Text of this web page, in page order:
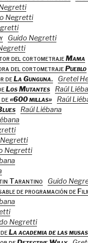
Negretti
Guido Negretti
del cortometrajeMama
del cortometrajePueblo
deLa Gunguna.
Gretel
Los Mutantes
Raúl
«600 millas»
Raúl
Raúl Liébana
Negretti
Tarantino
Guido
de programación de
Negretti
La academia de las musas